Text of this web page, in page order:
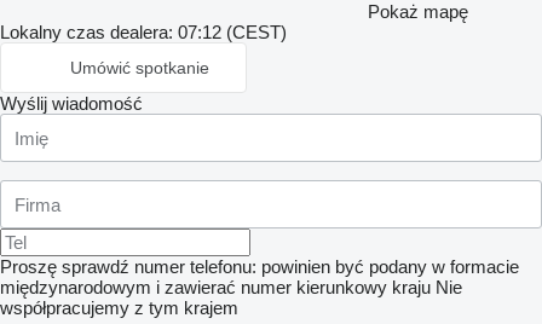
Pokaż mapę
Lokalny czas dealera: 07:12 (CEST)
Umówić spotkanie
Wyślij wiadomość
Proszę sprawdź numer telefonu: powinien być podany w formacie
międzynarodowym i zawierać numer kierunkowy kraju Nie
współpracujemy z tym krajem